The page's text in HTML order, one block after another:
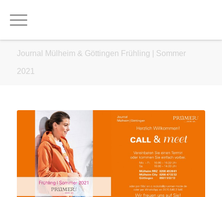
Journal Mülheim & Göttingen Frühling | Sommer
2021